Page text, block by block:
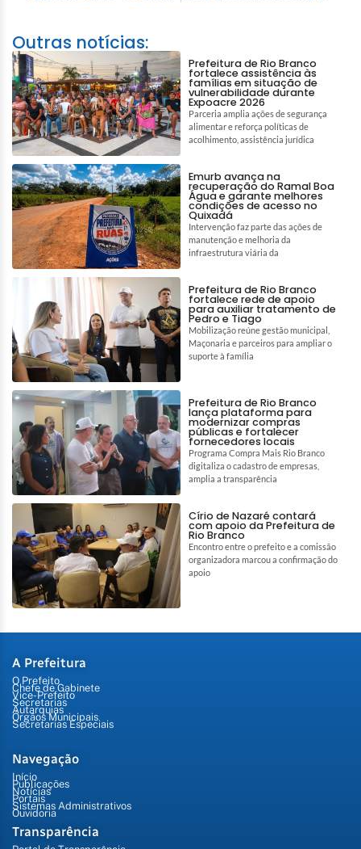
Outras notícias:
Prefeitura de Rio Branco
fortalece assistência às
famílias em situação de
vulnerabilidade durante
Expoacre 2026
Parceria amplia ações de segurança
alimentar e reforça políticas de
acolhimento, assistência jurídica
Emurb avança na
recuperação do Ramal Boa
Água e garante melhores
condições de acesso no
Quixadá
Intervenção faz parte das ações de
manutenção e melhoria da
infraestrutura viária da
Prefeitura de Rio Branco
fortalece rede de apoio
para auxiliar tratamento de
Pedro e Tiago
Mobilização reúne gestão municipal,
Maçonaria e parceiros para ampliar o
suporte à família
Prefeitura de Rio Branco
lança plataforma para
modernizar compras
públicas e fortalecer
fornecedores locais
Programa Compra Mais Rio Branco
digitaliza o cadastro de empresas,
amplia a transparência
Círio de Nazaré contará
com apoio da Prefeitura de
Rio Branco
Encontro entre o prefeito e a comissão
organizadora marcou a confirmação do
apoio
A Prefeitura
O Prefeito
Chefe de Gabinete
Vice-Prefeito
Secretarias
Autarquias
Órgãos Municipais
Secretarias Especiais
Navegação
Início
Publicações
Notícias
Portais
Sistemas Administrativos
Ouvidoria
Transparência